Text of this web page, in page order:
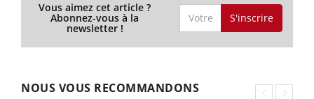
Vous aimez cet article ?
Abonnez-vous à la
newsletter !
S'inscrire
NOUS VOUS RECOMMANDONS